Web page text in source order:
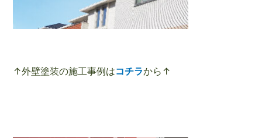
↑外壁塗装の施工事例はコチラから↑